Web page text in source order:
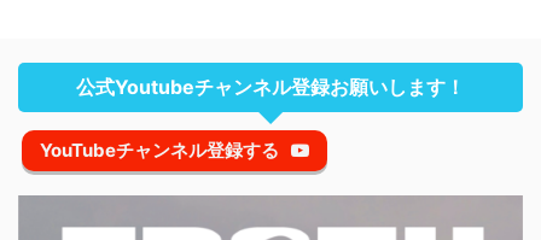
公式Youtubeチャンネル登録お願いします！
YouTubeチャンネル登録する